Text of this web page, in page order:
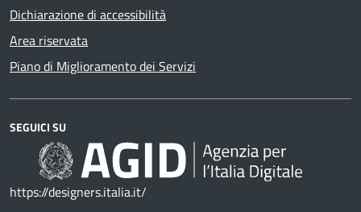
Dichiarazione di accessibilità
Area riservata
Piano di Miglioramento dei Servizi
SEGUICI SU
https://designers.italia.it/